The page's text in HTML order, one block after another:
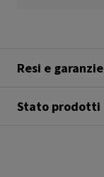
Resi e garanzie
Stato prodotti